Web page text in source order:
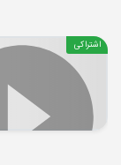
اشتراکی